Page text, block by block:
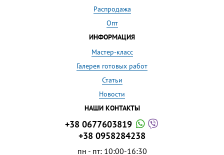
Распродажа
Опт
ИНФОРМАЦИЯ
Мастер-класс
Галерея готовых работ
Статьи
Новости
НАШИ КОНТАКТЫ
+38 0677603819
+38 0958284238
пн - пт: 10:00-16:30